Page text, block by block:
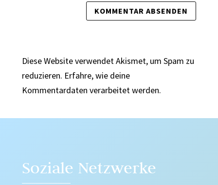
Diese Website verwendet Akismet, um Spam zu
reduzieren. Erfahre, wie deine
Kommentardaten verarbeitet werden.
Soziale Netzwerke